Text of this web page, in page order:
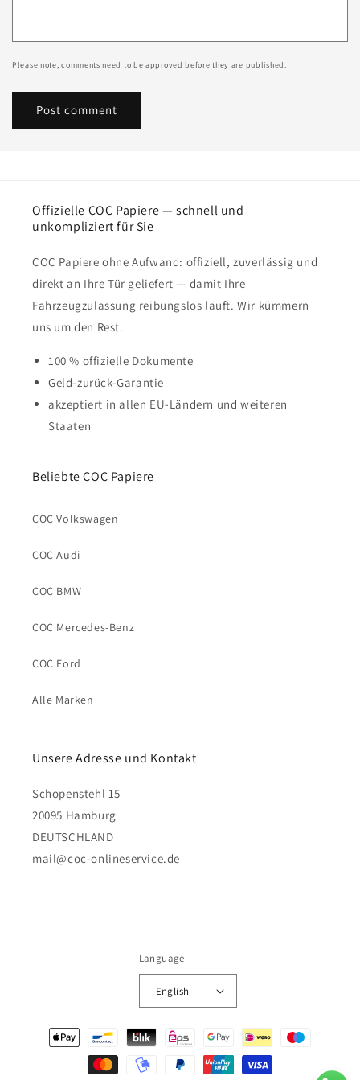
Please note, comments need to be approved before they are published.
Offizielle COC Papiere — schnell und
unkompliziert für Sie
COC Papiere ohne Aufwand: offiziell, zuverlässig und
direkt an Ihre Tür geliefert — damit Ihre
Fahrzeugzulassung reibungslos läuft. Wir kümmern
uns um den Rest.
100 % offizielle Dokumente
Geld-zurück-Garantie
akzeptiert in allen EU-Ländern und weiteren
Staaten
Beliebte COC Papiere
COC Volkswagen
COC Audi
COC BMW
COC Mercedes-Benz
COC Ford
Alle Marken
Unsere Adresse und Kontakt
Schopenstehl 15
20095 Hamburg
DEUTSCHLAND
mail@coc-onlineservice.de
Language
English
Payment
methods